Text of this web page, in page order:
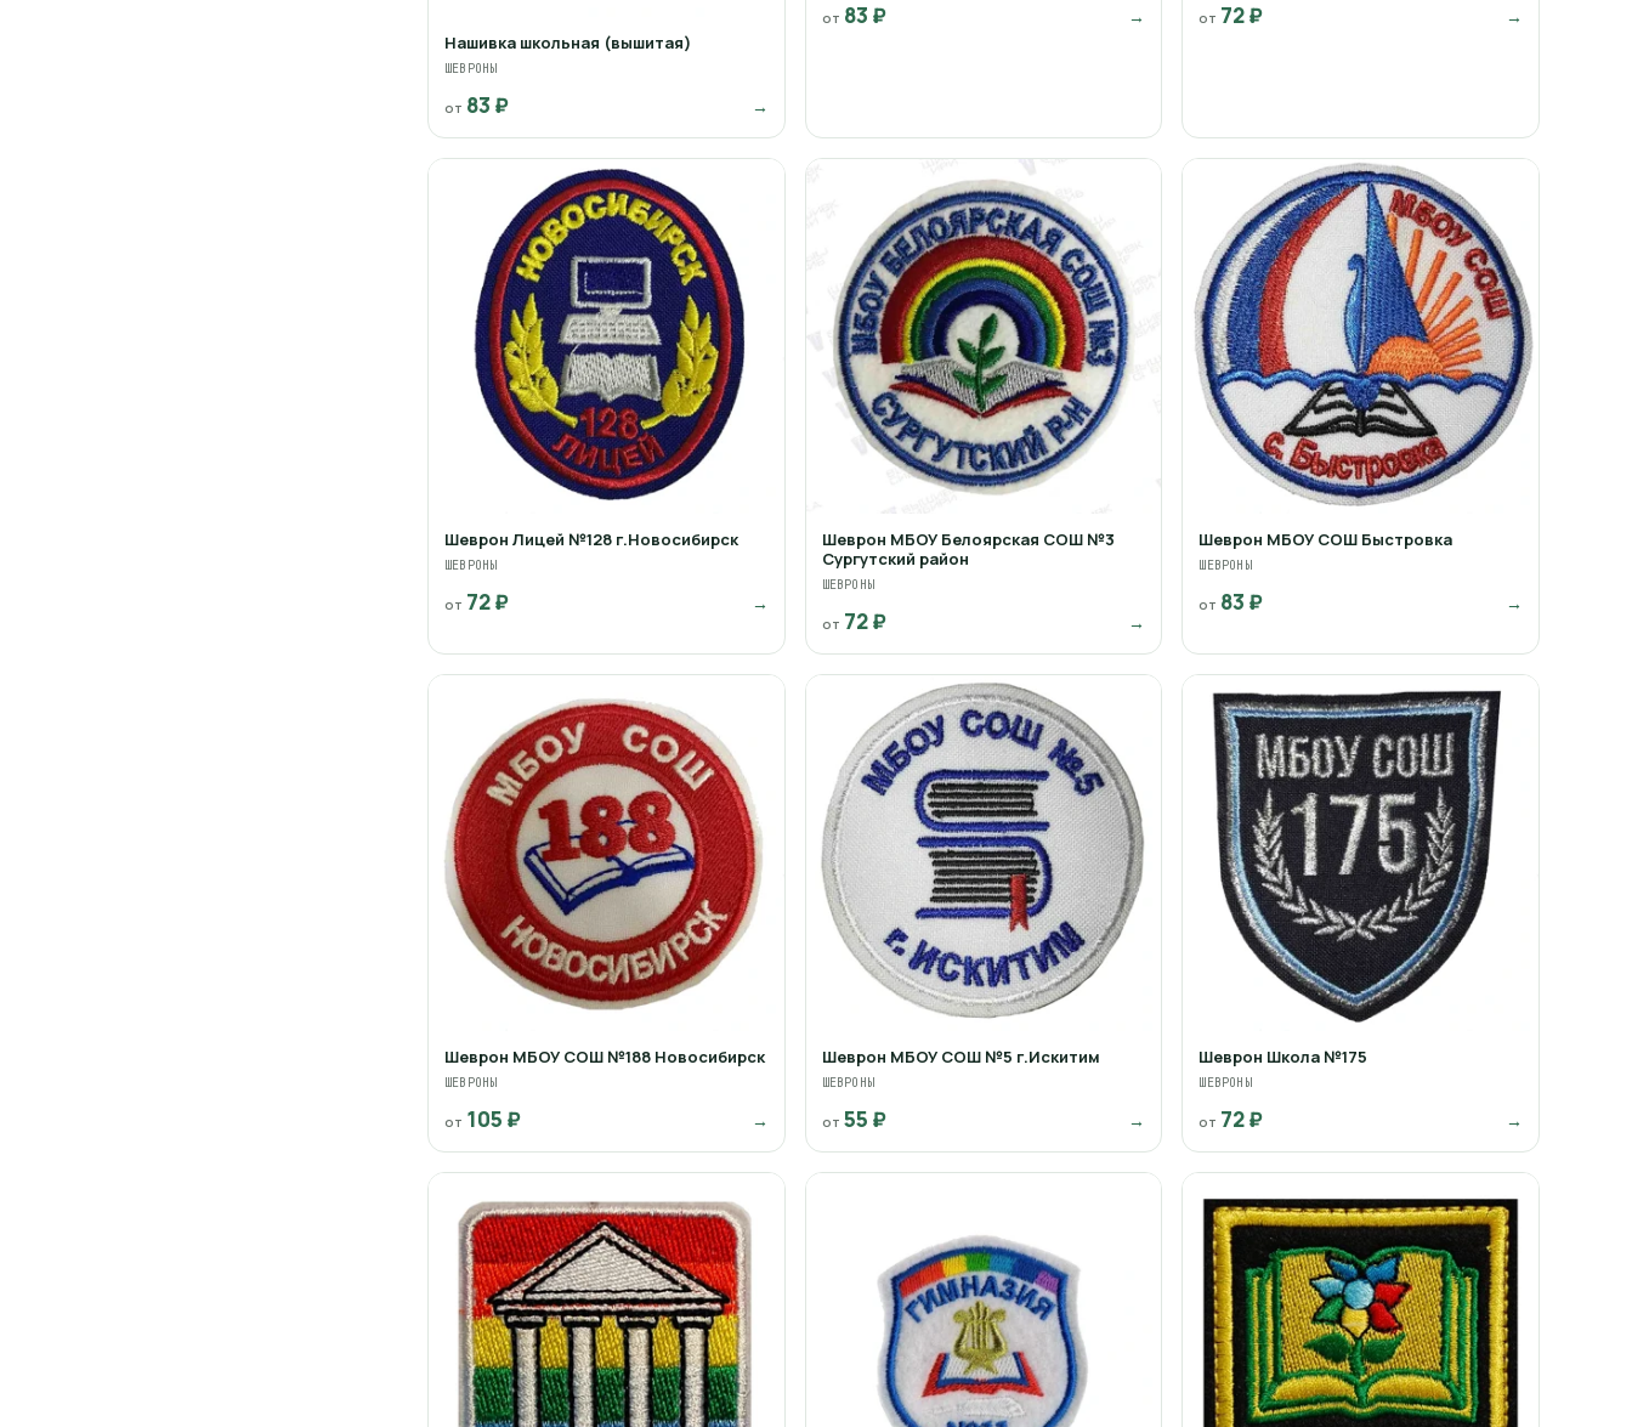
Нашивка школьная (вышитая)
ШЕВРОНЫ
от 83 ₽ →
от 83 ₽ → от 72 ₽ →
Шеврон Лицей №128 г.Новосибирск
ШЕВРОНЫ
от 72 ₽ →
Шеврон МБОУ Белоярская СОШ №3
Сургутский район
ШЕВРОНЫ
от 72 ₽ →
Шеврон МБОУ СОШ Быстровка
ШЕВРОНЫ
от 83 ₽ →
Шеврон МБОУ СОШ №188 Новосибирск
ШЕВРОНЫ
от 105 ₽ →
Шеврон МБОУ СОШ №5 г.Искитим
ШЕВРОНЫ
от 55 ₽ →
Шеврон Школа №175
ШЕВРОНЫ
от 72 ₽ →